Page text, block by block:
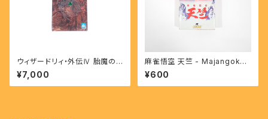
ウィザードリィ・外伝Ⅳ 胎魔の
鼓動 - Wizardry Throb of th
e Demon's heart 【SFC】
¥7,000
麻雀悟空 天竺 - Majangoku
Tenjiku 【SFC】
¥600